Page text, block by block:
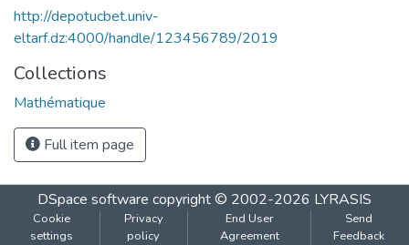
http://depotucbet.univ-
eltarf.dz:4000/handle/123456789/2019
Collections
Mathématique
Full item page
DSpace software copyright © 2002-2026 LYRASIS
Cookie
settings
Privacy
policy
End User
Agreement
Send
Feedback